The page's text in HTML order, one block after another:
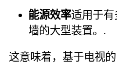
能源效率适用于有
墙的大型装置。.
这意味着，基于电视的